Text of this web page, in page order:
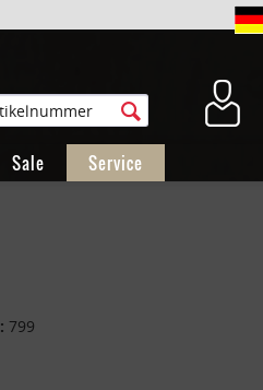
Sale Service
799